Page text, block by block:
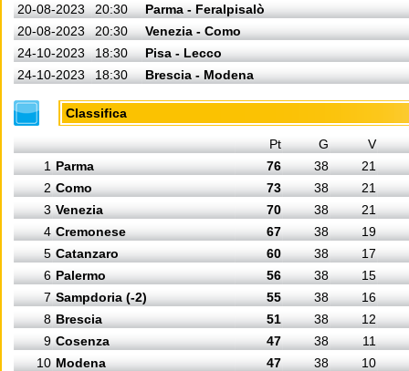
20-08-2023 20:30
Parma - Feralpisalò
20-08-2023
20:30
Venezia - Como
24-10-2023
18:30
Pisa - Lecco
24-10-2023
18:30 Brescia - Modena
Classifica
Pt G
V
1 Parma 76 38
21
2 Como 73 38
21
3 Venezia 70 38
21
4 Cremonese 67 38
19
5 Catanzaro 60 38
17
6 Palermo 56 38
15
7 Sampdoria (-2) 55 38
16
8 Brescia 51 38
12
9 Cosenza 47 38
11
10 Modena 47 38
10